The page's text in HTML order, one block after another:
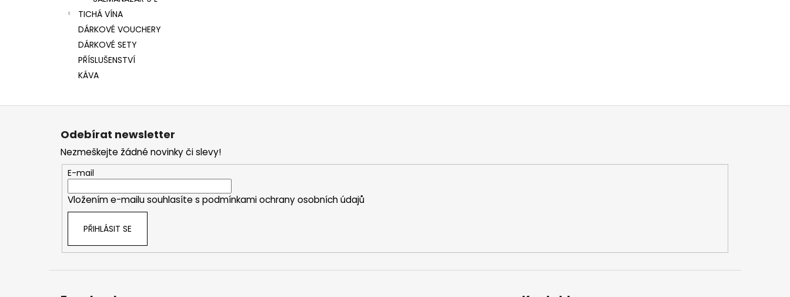
TICHÁ VÍNA
DÁRKOVÉ VOUCHERY
DÁRKOVÉ SETY
PŘÍSLUŠENSTVÍ
KÁVA
Odebírat newsletter
Nezmeškejte žádné novinky či slevy!
E-mail
Vložením e-mailu souhlasíte s podmínkami ochrany osobních údajů
PŘIHLÁSIT SE